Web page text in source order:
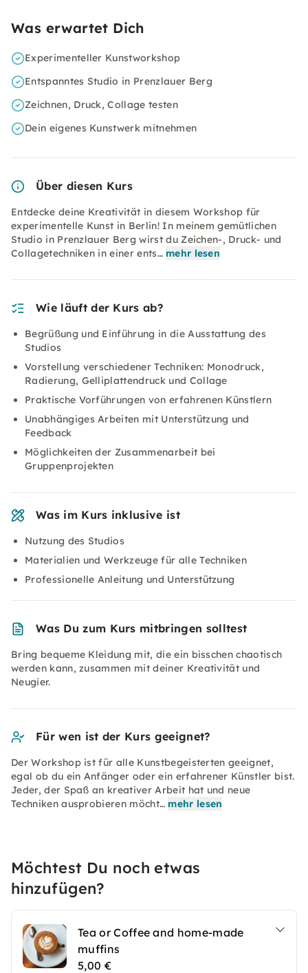
Was erwartet Dich
Experimenteller Kunstworkshop
Entspanntes Studio in Prenzlauer Berg
Zeichnen, Druck, Collage testen
Dein eigenes Kunstwerk mitnehmen
Über diesen Kurs
Entdecke deine Kreativität in diesem Workshop für
experimentelle Kunst in Berlin! In meinem gemütlichen
Studio in Prenzlauer Berg wirst du Zeichen-, Druck- und
Collagetechniken in einer ents… mehr lesen
Wie läuft der Kurs ab?
Begrüßung und Einführung in die Ausstattung des
Studios
Vorstellung verschiedener Techniken: Monodruck,
Radierung, Gelliplattendruck und Collage
Praktische Vorführungen von erfahrenen Künstlern
Unabhängiges Arbeiten mit Unterstützung und
Feedback
Möglichkeiten der Zusammenarbeit bei
Gruppenprojekten
Was im Kurs inklusive ist
Nutzung des Studios
Materialien und Werkzeuge für alle Techniken
Professionelle Anleitung und Unterstützung
Was Du zum Kurs mitbringen solltest
Bring bequeme Kleidung mit, die ein bisschen chaotisch
werden kann, zusammen mit deiner Kreativität und
Neugier.
Für wen ist der Kurs geeignet?
Der Workshop ist für alle Kunstbegeisterten geeignet,
egal ob du ein Anfänger oder ein erfahrener Künstler bist.
Jeder, der Spaß an kreativer Arbeit hat und neue
Techniken ausprobieren möcht… mehr lesen
Möchtest Du noch etwas
hinzufügen?
Tea or Coffee and home-made
muffins
5,00 €